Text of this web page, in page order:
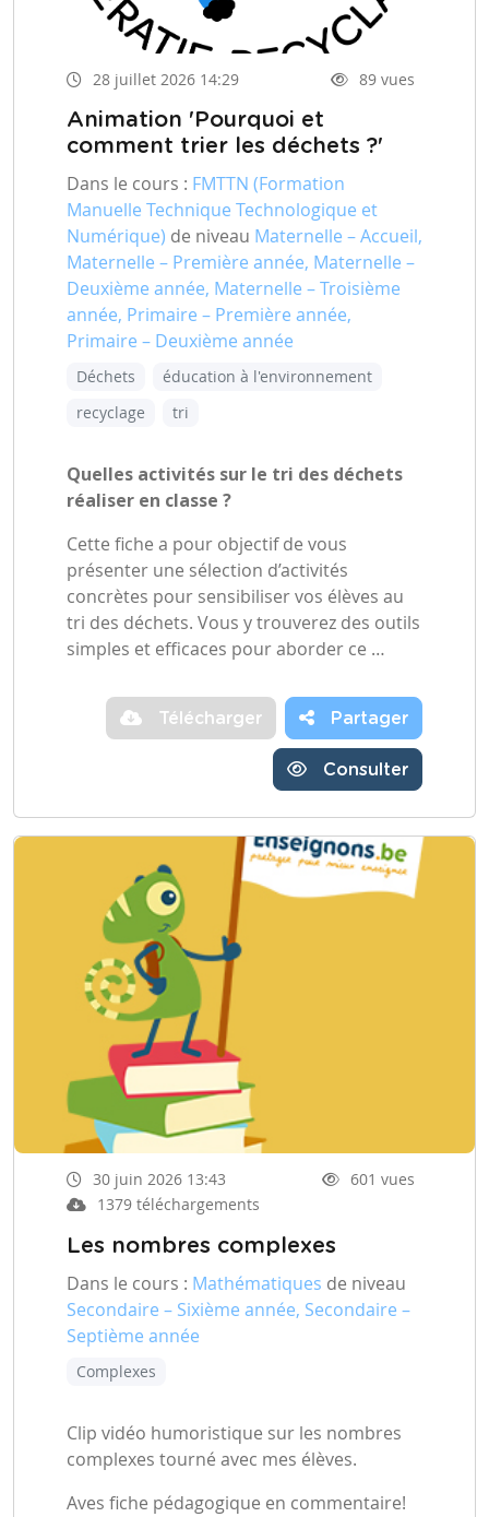
28 juillet 2026 14:29 89 vues
Animation 'Pourquoi et
comment trier les déchets ?'
Dans le cours : FMTTN (Formation
Manuelle Technique Technologique et
Numérique) de niveau Maternelle – Accueil,
Maternelle – Première année, Maternelle –
Deuxième année, Maternelle – Troisième
année, Primaire – Première année,
Primaire – Deuxième année
Déchets
éducation à l'environnement
recyclage
tri
Quelles activités sur le tri des déchets
réaliser en classe ?
Cette fiche a pour objectif de vous
présenter une sélection d’activités
concrètes pour sensibiliser vos élèves au
tri des déchets. Vous y trouverez des outils
simples et efficaces pour aborder ce …
Télécharger Partager
Consulter
30 juin 2026 13:43
601 vues
1379 téléchargements
Les nombres complexes
Dans le cours : Mathématiques de niveau
Secondaire – Sixième année, Secondaire –
Septième année
Complexes
Clip vidéo humoristique sur les nombres
complexes tourné avec mes élèves.
Aves fiche pédagogique en commentaire!